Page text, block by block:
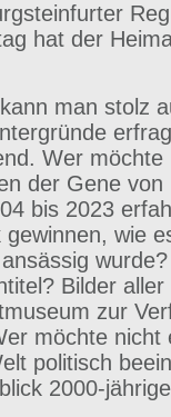
hat der
man stolz
Wer möchte
der Gene von
bis 2023
wie
Bilder
zur
möchte nicht
politisch
2000-